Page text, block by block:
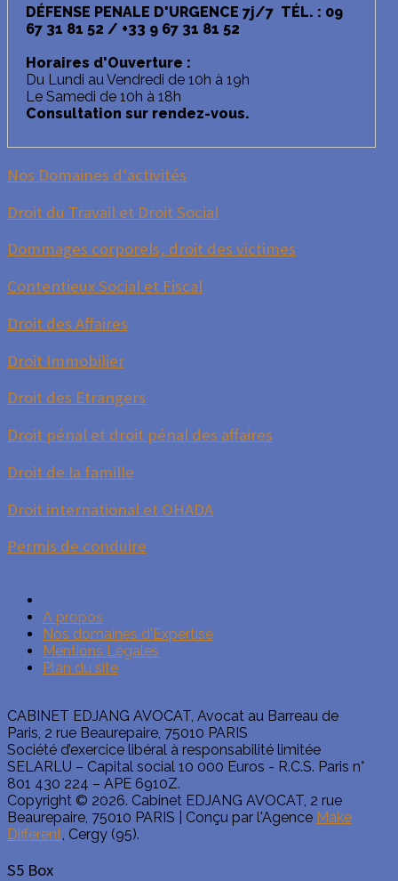
DÉFENSE PENALE D'URGENCE 7j/7 TÉL. : 09
67 31 81 52 / +33 9 67 31 81 52
Horaires d'Ouverture :
Du Lundi au Vendredi de 10h à 19h
Le Samedi de 10h à 18h
Consultation sur rendez-vous.
Nos Domaines d'activités
Droit du Travail et Droit Social
Dommages corporels, droit des victimes
Contentieux Social et Fiscal
Droit des Affaires
Droit Immobilier
Droit des Etrangers
Droit pénal et droit pénal des affaires
Droit de la famille
Droit international et OHADA
Permis de conduire
A propos
Nos domaines d'Expertise
Mentions Légales
Plan du site
CABINET EDJANG AVOCAT, Avocat au Barreau de
Paris, 2 rue Beaurepaire, 75010 PARIS
Société d’exercice libéral à responsabilité limitée
SELARLU – Capital social 10 000 Euros - R.C.S. Paris n°
801 430 224 – APE 6910Z.
Copyright © 2026. Cabinet EDJANG AVOCAT, 2 rue
Beaurepaire, 75010 PARIS | Conçu par l'Agence Make
Different, Cergy (95).
S5 Box